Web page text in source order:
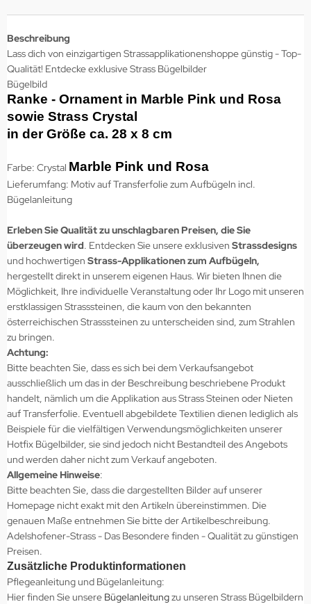
Beschreibung
Lass dich von einzigartigen Strassapplikationenshoppe günstig - Top-
Qualität! Entdecke exklusive Strass Bügelbilder
Bügelbild
Ranke - Ornament in Marble Pink und Rosa
sowie Strass Crystal
in der Größe ca. 28 x 8 cm
Farbe: Crystal Marble Pink und Rosa
Lieferumfang: Motiv auf Transferfolie zum Aufbügeln incl.
Bügelanleitung
Erleben Sie Qualität zu unschlagbaren Preisen, die Sie
überzeugen wird. Entdecken Sie unsere exklusiven Strassdesigns
und hochwertigen Strass-Applikationen zum Aufbügeln,
hergestellt direkt in unserem eigenen Haus. Wir bieten Ihnen die
Möglichkeit, Ihre individuelle Veranstaltung oder Ihr Logo mit unseren
erstklassigen Strasssteinen, die kaum von den bekannten
österreichischen Strasssteinen zu unterscheiden sind, zum Strahlen
zu bringen.
Achtung:
Bitte beachten Sie, dass es sich bei dem Verkaufsangebot
ausschließlich um das in der Beschreibung beschriebene Produkt
handelt, nämlich um die Applikation aus Strass Steinen oder Nieten
auf Transferfolie. Eventuell abgebildete Textilien dienen lediglich als
Beispiele für die vielfältigen Verwendungsmöglichkeiten unserer
Hotfix Bügelbilder, sie sind jedoch nicht Bestandteil des Angebots
und werden daher nicht zum Verkauf angeboten.
Allgemeine Hinweise:
Bitte beachten Sie, dass die dargestellten Bilder auf unserer
Homepage nicht exakt mit den Artikeln übereinstimmen. Die
genauen Maße entnehmen Sie bitte der Artikelbeschreibung.
Adelshofener-Strass - Das Besondere finden - Qualität zu günstigen
Preisen.
Zusätzliche Produktinformationen
Pflegeanleitung und Bügelanleitung:
Hier finden Sie unsere Bügelanleitungzu unseren Strass Bügelbildern